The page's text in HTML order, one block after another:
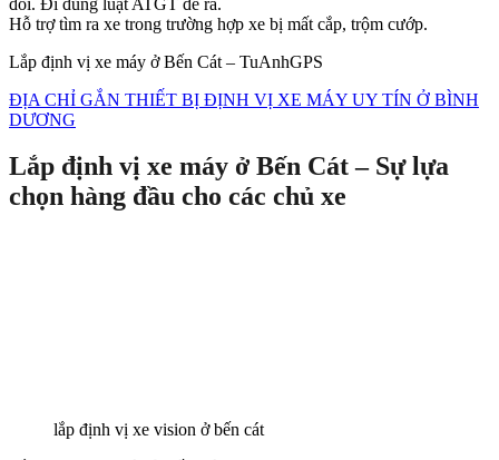
Hỗ trợ tìm ra xe trong trường hợp xe bị mất cắp, trộm cướp.
Lắp định vị xe máy ở Bến Cát – TuAnhGPS
ĐỊA CHỈ GẮN THIẾT BỊ ĐỊNH VỊ XE MÁY UY TÍN Ở BÌNH
DƯƠNG
Lắp định vị xe máy ở Bến Cát – Sự lựa
chọn hàng đầu cho các chủ xe
lắp định vị xe vision ở bến cát